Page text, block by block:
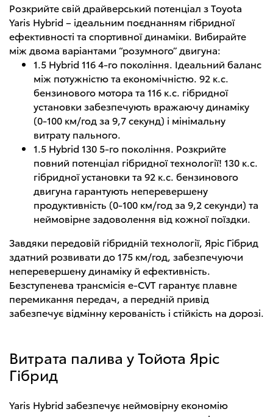
Розкрийте свій драйверський потенціал з Toyota
Yaris Hybrid – ідеальним поєднанням гібридної
ефективності та спортивної динаміки. Вибирайте
між двома варіантами “розумного” двигуна:
1.5 Hybrid 116 4-го покоління. Ідеальний баланс
між потужністю та економічністю. 92 к.с.
бензинового мотора та 116 к.с. гібридної
установки забезпечують вражаючу динаміку
(0-100 км/год за 9,7 секунд) і мінімальну
витрату пального.
1.5 Hybrid 130 5-го покоління. Розкрийте
повний потенціал гібридної технології! 130 к.с.
гібридної установки та 92 к.с. бензинового
двигуна гарантують неперевершену
продуктивність (0-100 км/год за 9,2 секунди) та
неймовірне задоволення від кожної поїздки.
Завдяки передовій гібридній технології, Яріс Гібрид
здатний розвивати до 175 км/год, забезпечуючи
неперевершену динаміку й ефективність.
Безступенева трансмісія e-CVT гарантує плавне
перемикання передач, а передній привід
забезпечує відмінну керованість і стійкість на дорозі.
Витрата палива у Тойота Яріс
Гібрид
Yaris Hybrid забезпечує неймовірну економію